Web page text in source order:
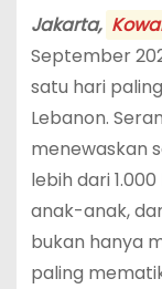
Jakarta,
September
satu hari
Lebanon.
menewaskan
lebih dari
anak-anak,
bukan hanya
paling